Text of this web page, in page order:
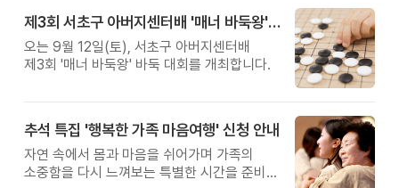
제3회 서초구 아버지센터배 '매너 바둑왕' 대회
오는 9월 12일(토), 서초구 아버지센터배
제3회 '매너 바둑왕' 바둑 대회를 개최합니다.
추석 특집 '행복한 가족 마음여행' 신청 안내
자연 속에서 몸과 마음을 쉬어가며 가족의
소중함을 다시 느껴보는 특별한 시간을 준비해